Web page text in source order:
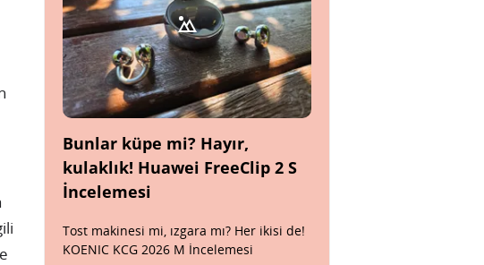
Bunlar küpe mi? Hayır,
kulaklık! Huawei FreeClip 2 S
İncelemesi
Tost makinesi mi, ızgara mı? Her ikisi de!
KOENIC KCG 2026 M İncelemesi